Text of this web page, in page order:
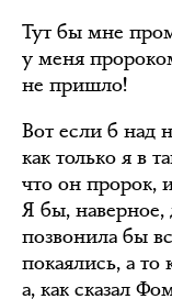
Тут бы мне
у меня
не пришло!
Вот если б над
как только я в
что он пророк,
Я бы, наверное,
позвонила бы
покаялись, а то
а, как сказал